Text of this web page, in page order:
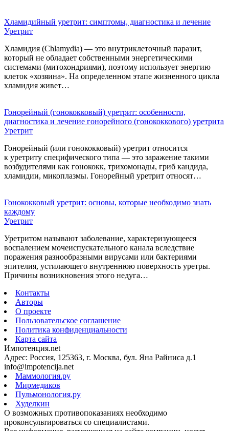
Хламидийный уретрит: симптомы, диагностика и лечение
Уретрит
Хламидия (Chlamydia) — это внутриклеточный паразит,
который не обладает собственными энергетическими
системами (митохондриями), поэтому использует энергию
клеток «хозяина». На определенном этапе жизненного цикла
хламидия живет…
Гонорейный (гонококковый) уретрит: особенности,
диагностика и лечение гонорейного (гонококкового) уретрита
Уретрит
Гонорейный (или гонококковый) уретрит относится
к уретриту специфического типа — это заражение такими
возбудителями как гонококк, трихомонады, гриб кандида,
хламидии, микоплазмы. Гонорейный уретрит относят…
Гонококковый уретрит: основы, которые необходимо знать
каждому
Уретрит
Уретритом называют заболевание, характеризующееся
воспалением мочеиспускательного канала вследствие
поражения разнообразными вирусами или бактериями
эпителия, устилающего внутреннюю поверхность уретры.
Причины возникновения этого недуга…
Контакты
Авторы
О проекте
Пользовательское соглашение
Политика конфиденциальности
Карта сайта
Импотенция.net
Адрес: Россия, 125363, г. Москва, бул. Яна Райниса д.1
info@impotencija.net
Маммология.ру
Мирмедиков
Пульмонология.ру
Худелкин
О возможных противопоказаниях необходимо
проконсультироваться со специалистами.